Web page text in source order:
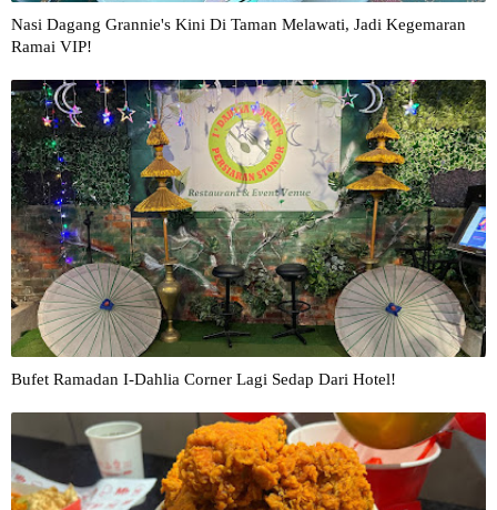
Nasi Dagang Grannie's Kini Di Taman Melawati, Jadi Kegemaran
Ramai VIP!
Bufet Ramadan I-Dahlia Corner Lagi Sedap Dari Hotel!